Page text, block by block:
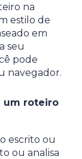
na
estilo de
em
seu
pode
navegador.
um roteiro
escrito ou
ou analisa